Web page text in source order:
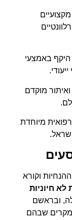
באמצעי
ואיתור מוקדם
מיוחדת
וקורא
לא חיוניות
ובראשם
שבהם